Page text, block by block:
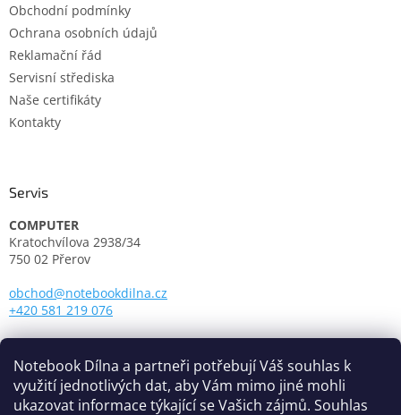
Notebook Dílna a partneři potřebují Váš souhlas k
využití jednotlivých dat, aby Vám mimo jiné mohli
ukazovat informace týkající se Vašich zájmů. Souhlas
Obchodní podmínky
Ochrana osobních údajů
Reklamační řád
Servisní střediska
Naše certifikáty
Kontakty
Servis
COMPUTER
Kratochvílova 2938/34
750 02 Přerov
obchod@notebookdilna.cz
+420 581 219 076
Otevírací doba:
Pondělí - Pátek: 9.00 - 17.00